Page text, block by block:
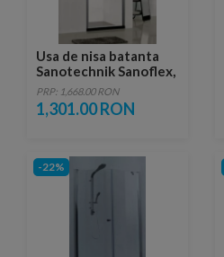
Usa de nisa batanta
Sanotechnik Sanoflex,
MD80
PRP: 1,668.00 RON
1,301.00 RON
-22%